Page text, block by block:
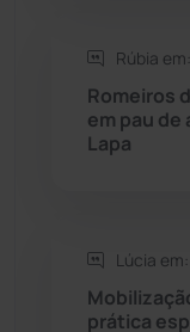
Sítio do Mato
Sudoeste
Rúbia em:
Romeiros
em pau de
Lapa
Lúcia em:
prática